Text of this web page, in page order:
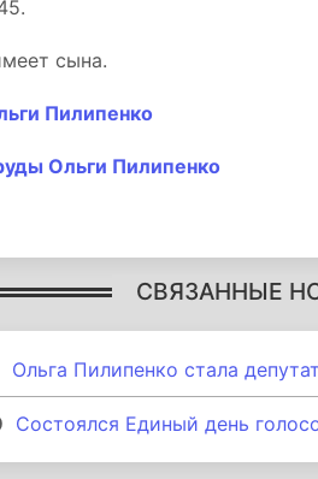
сына.
Пилипенко
Ольги Пилипенко
СВЯЗАННЫЕ
Ольга Пилипенко стала
Состоялся Единый день